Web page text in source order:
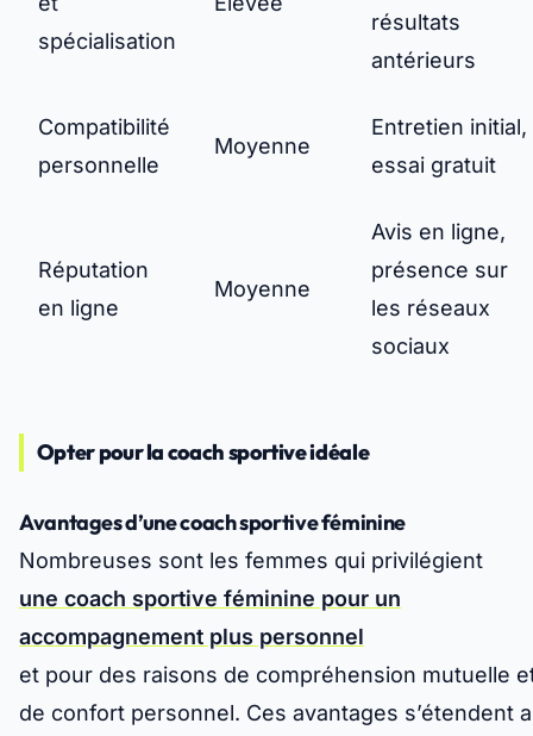
spécialisation
résultats
antérieurs
Compatibilité
personnelle
Moyenne
Entretien initial,
essai gratuit
Réputation
en ligne
Moyenne
Avis en ligne,
présence sur
les réseaux
sociaux
Opter pour la coach sportive idéale
Avantages d’une coach sportive féminine
Nombreuses sont les femmes qui privilégient
une coach sportive féminine pour un
accompagnement plus personnel
et pour des raisons de compréhension mutuelle
de confort personnel. Ces avantages s’étendent